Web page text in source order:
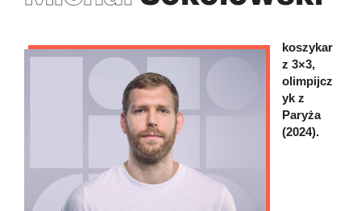
koszykar
z 3×3,
olimpijcz
yk z
Paryża
(2024).